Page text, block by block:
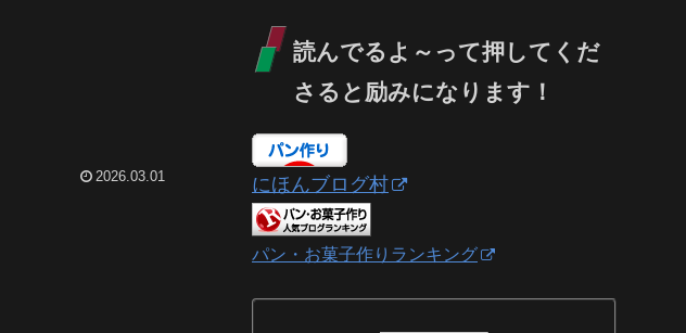
2026.03.01
読んでるよ～って押してくだ
さると励みになります！
にほんブログ村
パン・お菓子作りランキング